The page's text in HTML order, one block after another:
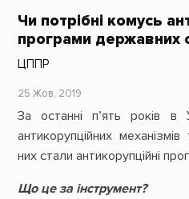
Чи потрібні комусь
програми державних
ЦППР
25 Жов, 2019
За останні п’ять років в
антикорупційних
них стали антикорупційні
Що це за інструмент?